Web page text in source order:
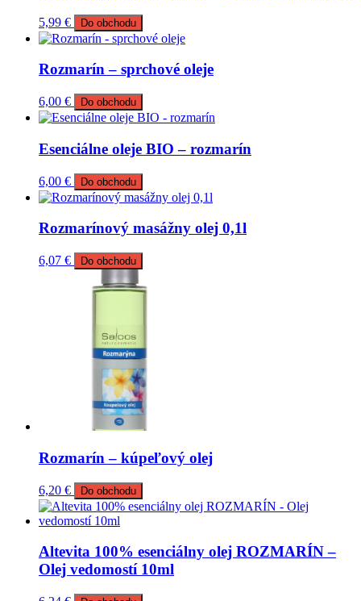
5,99 € Do obchodu
Rozmarín – sprchové oleje
6,00 € Do obchodu
Esenciálne oleje BIO – rozmarín
6,00 € Do obchodu
Rozmarínový masážny olej 0,1l
6,07 € Do obchodu
Rozmarín – kúpeľový olej
6,20 € Do obchodu
Altevita 100% esenciálny olej ROZMARÍN –
Olej vedomostí 10ml